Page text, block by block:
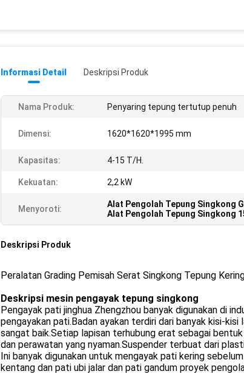
Informasi Detail Deskripsi Produk
Nama Produk: Penyaring tepung tertutup penuh
Dimensi: 1620*1620*1995 mm
Kapasitas: 4-15 T/H.
Kekuatan: 2,2 kW
Menyoroti: Alat Pengolah Tepung Singkong
Alat Pengolah Tepung Singkong
Deskripsi Produk
Peralatan Grading Pemisah Serat Singkong Tepung
Deskripsi mesin pengayak tepung singkong
Pengayak pati jinghua Zhengzhou banyak digunakan di
pengayakan pati.Badan ayakan terdiri dari banyak kisi-
sangat baik.Setiap lapisan terhubung erat sebagai
dan perawatan yang nyaman.Suspender terbuat dari
Ini banyak digunakan untuk mengayak pati kering
kentang dan pati ubi jalar dan pati gandum proyek